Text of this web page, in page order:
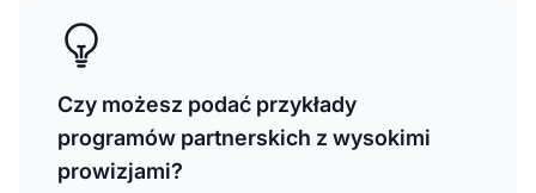
Czy możesz podać przykłady
programów partnerskich z wysokimi
prowizjami?